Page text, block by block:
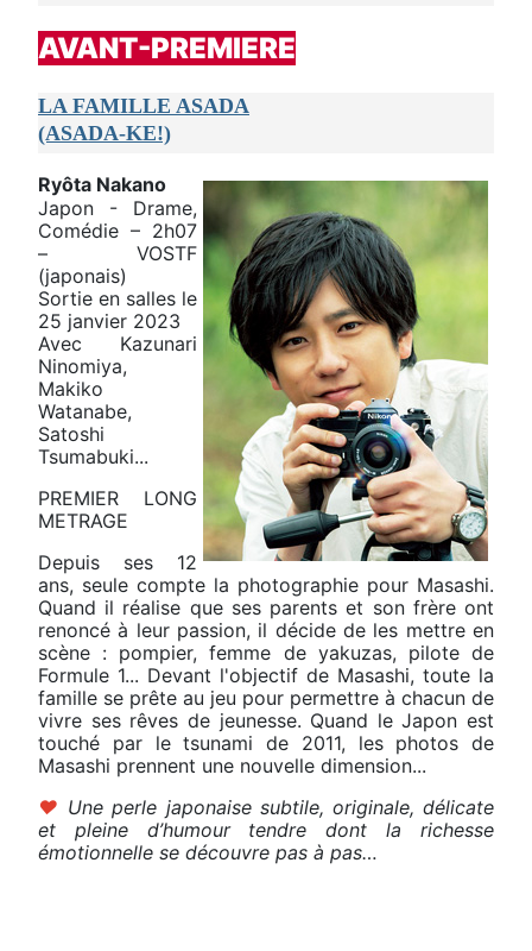
AVANT-PREMIERE
LA FAMILLE ASADA
(ASADA-KE!)
Ryôta Nakano
Japon - Drame,
Comédie – 2h07
– VOSTF
(japonais)
Sortie en salles le
25 janvier 2023
Avec Kazunari
Ninomiya,
Makiko
Watanabe,
Satoshi
Tsumabuki...
PREMIER LONG
METRAGE
Depuis ses 12
ans, seule compte la photographie pour Masashi.
Quand il réalise que ses parents et son frère ont
renoncé à leur passion, il décide de les mettre en
scène : pompier, femme de yakuzas, pilote de
Formule 1... Devant l'objectif de Masashi, toute la
famille se prête au jeu pour permettre à chacun de
vivre ses rêves de jeunesse. Quand le Japon est
touché par le tsunami de 2011, les photos de
Masashi prennent une nouvelle dimension...
♥ Une perle japonaise subtile, originale, délicate
et pleine d’humour tendre dont la richesse
émotionnelle se découvre pas à pas…